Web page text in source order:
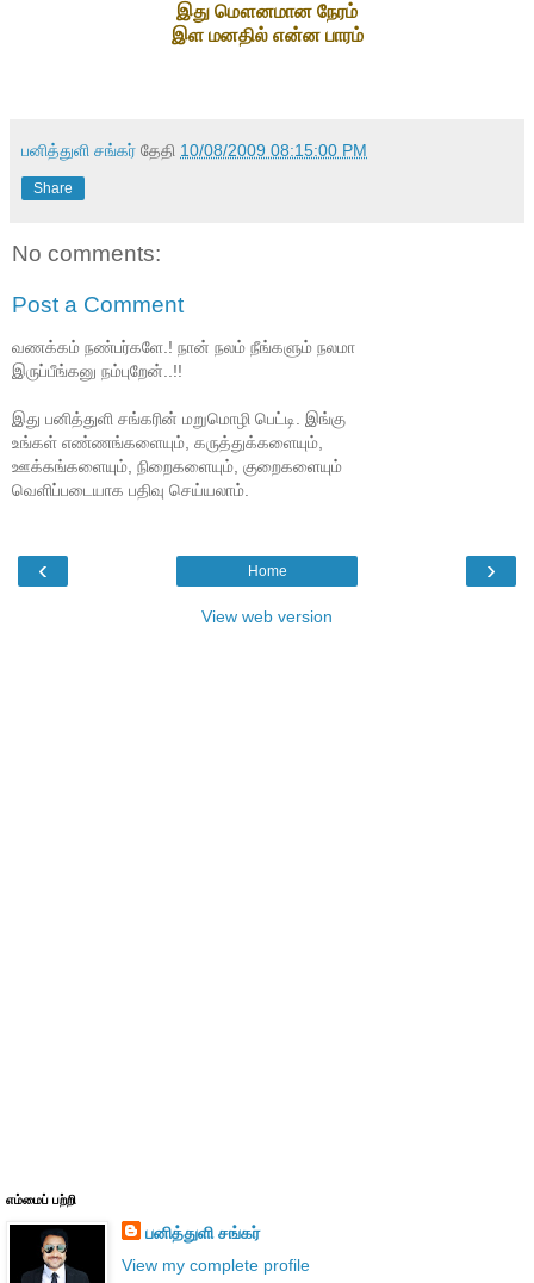
இது மௌனமான நேரம்
இள மனதில் என்ன பாரம்
பனித்துளி சங்கர் தேதி 10/08/2009 08:15:00 PM
Share
No comments:
Post a Comment
வணக்கம் நண்பர்களே.! நான் நலம் நீங்களும் நலமா
இருப்பீங்கனு நம்புறேன்..!!
இது பனித்துளி சங்கரின் மறுமொழி பெட்டி. இங்கு
உங்கள் எண்ணங்களையும், கருத்துக்களையும்,
ஊக்கங்களையும், நிறைகளையும், குறைகளையும்
வெளிப்படையாக பதிவு செய்யலாம்.
‹ ›
Home
View web version
எம்மைப் பற்றி
பனித்துளி சங்கர்
View my complete profile